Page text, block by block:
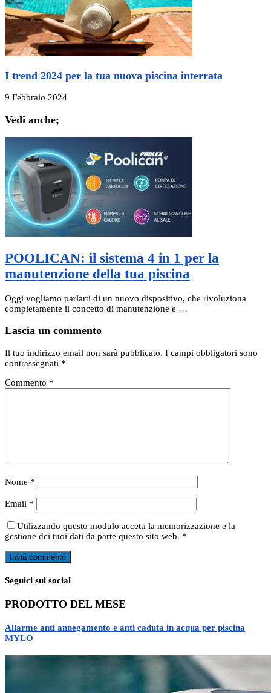
I trend 2024 per la tua nuova piscina interrata
9 Febbraio 2024
Vedi anche;
POOLICAN: il sistema 4 in 1 per la
manutenzione della tua piscina
Oggi vogliamo parlarti di un nuovo dispositivo, che rivoluziona
completamente il concetto di manutenzione e …
Lascia un commento
Il tuo indirizzo email non sarà pubblicato. I campi obbligatori sono
contrassegnati *
Commento *
Nome *
Email *
Utilizzando questo modulo accetti la memorizzazione e la
gestione dei tuoi dati da parte questo sito web. *
Seguici sui social
PRODOTTO DEL MESE
Allarme anti annegamento e anti caduta in acqua per piscina
MYLO